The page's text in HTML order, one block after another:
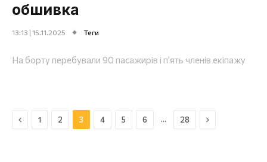
обшивка
13:13 | 15.11.2025 Теги
На борту перебували 90 пасажирів і п'ять членів екіпажу
Назад1 2 3 4 5 6 … 28 Далі